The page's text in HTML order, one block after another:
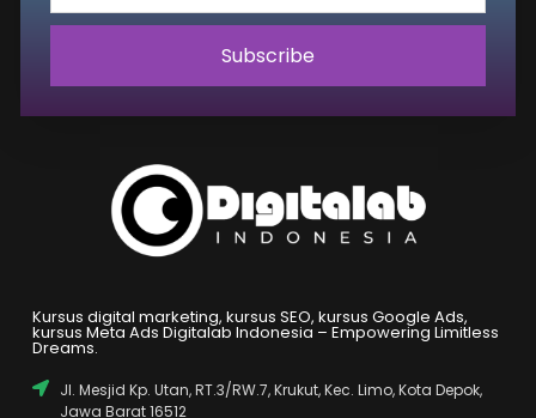
Subscribe
Kursus digital marketing, kursus SEO, kursus Google Ads,
kursus Meta Ads Digitalab Indonesia – Empowering Limitless
Dreams.
Jl. Mesjid Kp. Utan, RT.3/RW.7, Krukut, Kec. Limo, Kota Depok,
Jawa Barat 16512